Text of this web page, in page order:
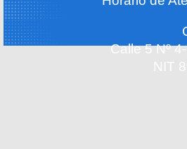
Calle 5 Nº
NIT